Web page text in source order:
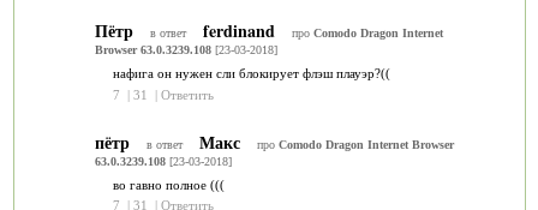
Пётр в ответ ferdinand про Comodo Dragon Internet
Browser 63.0.3239.108[23-03-2018]
нафига он нужен сли блокирует флэш плауэр?((
7
| 31 | Ответить
пётр в ответ Макс про Comodo Dragon Internet Browser
63.0.3239.108[23-03-2018]
во гавно полное (((
7
| 31 | Ответить